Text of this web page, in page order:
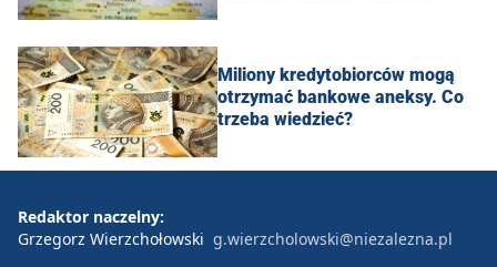
Miliony kredytobiorców mogą
otrzymać bankowe aneksy. Co
trzeba wiedzieć?
Redaktor naczelny:
Grzegorz Wierzchołowski g.wierzcholowski@niezalezna.pl